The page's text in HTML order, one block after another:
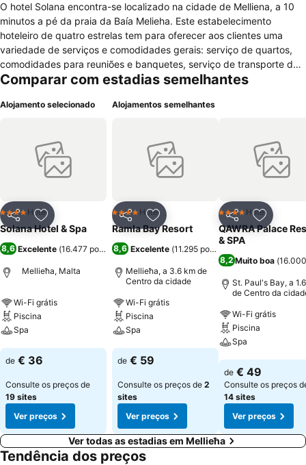
O hotel Solana encontra-se localizado na cidade de Melliena, a 10
minutos a pé da praia da Baía Melieha. Este estabelecimento
hoteleiro de quatro estrelas tem para oferecer aos clientes uma
variedade de serviços e comodidades gerais: serviço de quartos,
comodidades para reuniões e banquetes, serviço de transporte do
aeroporto, baby-sitting e serviço para crianças, lavandaria, limpeza
serviço de engomadoria, serviços de câmbios, loja, bicicleta,
horas, jornais, jardim, terraço, elevador, cofre, aquecimento, sala
para bagagem, ar condicionado, centro de fitness, Spa e centro de
bem-estar, massagens, parque infantil, mergulho, equitação,
quartos todos eles equipados com cofre, ar condicionado,
secretária, aquecimento, casa de banho com duche, banheira,
produtos de higiene pessoal, telefone, rádio, televisão por satélite,
comodidades para fazer café e chá, mini-bar e serviço de
despertar.
Comparar com estadias semelhantes
Alojamento selecionado
PartilharAdicionar aos favoritos
4 EstrelasHotel
Solana Hotel & Spa
8,6 Excelente (16.477 pontuações)
Mellieħa, Malta
Wi-Fi grátis
Piscina
Spa
Ver preços
de € 36
Consulte os preços de
19 sites
Ver preços
Alojamentos semelhantes
PartilharAdicionar aos favoritos
4 EstrelasHotel
Ramla Bay Resort
8,6 Excelente (11.295 pontuações
Mellieħa, a 3.6 km de
Centro da cidade
Wi-Fi grátis
Piscina
Spa
Ver preços
de € 59
Consulte os preços de 2
sites
Ver preços
Partilhar
4 EstrelasHotel
QAWRA Palace
& SPA
8,2Muito boa (
St. Paul's Bay, a
de Centro da
Wi-Fi grátis
Piscina
Spa
Ver preços
de € 49
Consulte os preços
14 sites
Ver preços
Ver todas as estadias em Mellieħa
Tendência dos preços